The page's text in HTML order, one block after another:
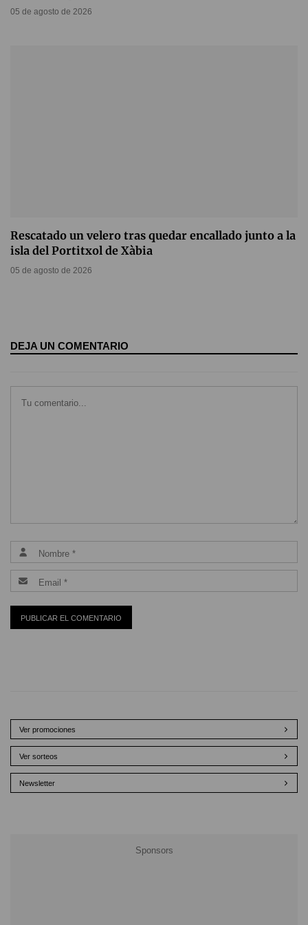
05 de agosto de 2026
Rescatado un velero tras quedar encallado junto a la
isla del Portitxol de Xàbia
05 de agosto de 2026
DEJA UN COMENTARIO
Ver promociones
Ver sorteos
Newsletter